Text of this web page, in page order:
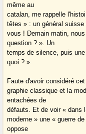
même au
catalan, me rappelle
têtes » : un général
vous ! Demain matin,
question ? ». Un
temps de silence, puis
quoi ? ».
Faute d'avoir considéré
graphie classique et la
entachées de
défauts. Et de voir « dans
moderne » une « guerre
oppose